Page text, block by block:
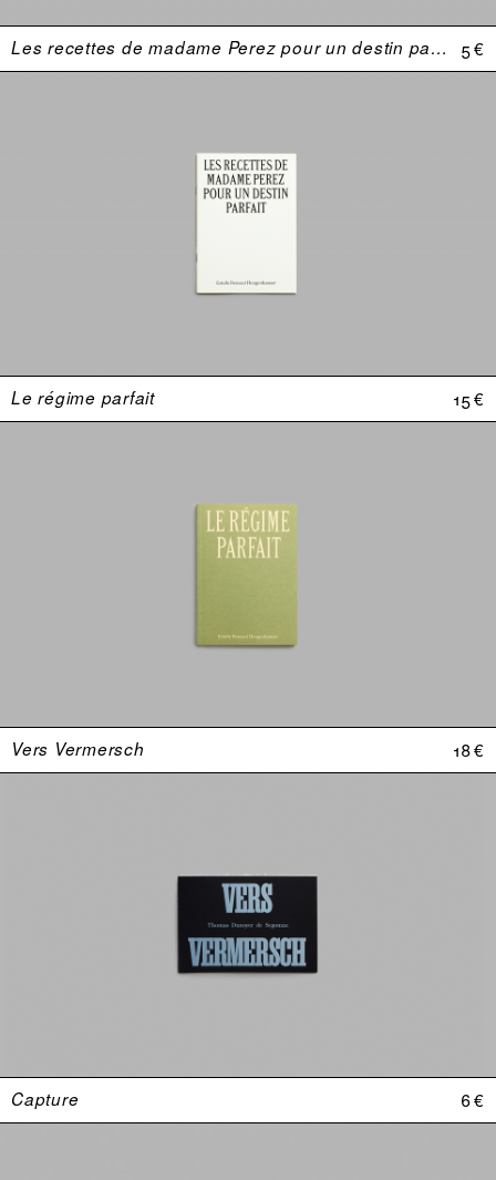
Les recettes de madame Perez pour un destin parfait 5 €
Le régime parfait 15 €
Vers Vermersch 18 €
Capture 6 €